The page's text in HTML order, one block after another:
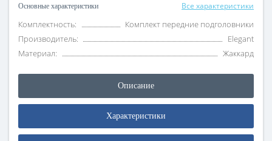
Основные характеристики Все характеристики
Комплектность:
Комплект передние подголовники
Производитель:
Elegant
Материал:
Жаккард
Описание
Характеристики